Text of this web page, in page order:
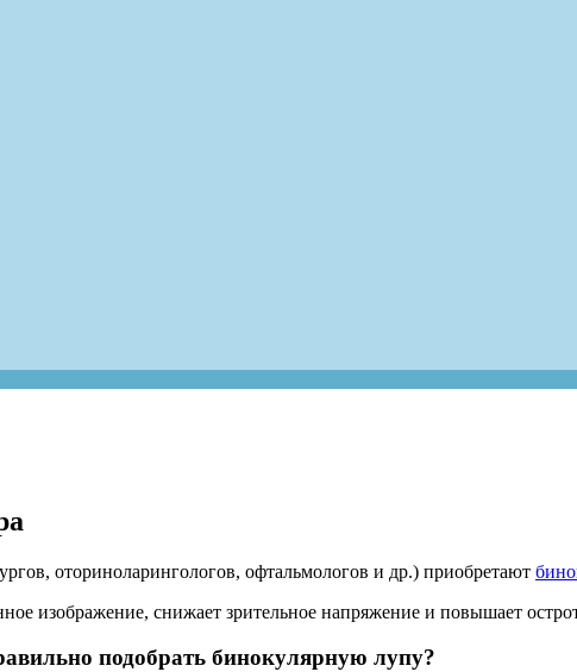
оториноларингологов, офтальмологов и др.) приобретают
изображение, снижает зрительное напряжение и повышает
подобрать бинокулярную лупу?